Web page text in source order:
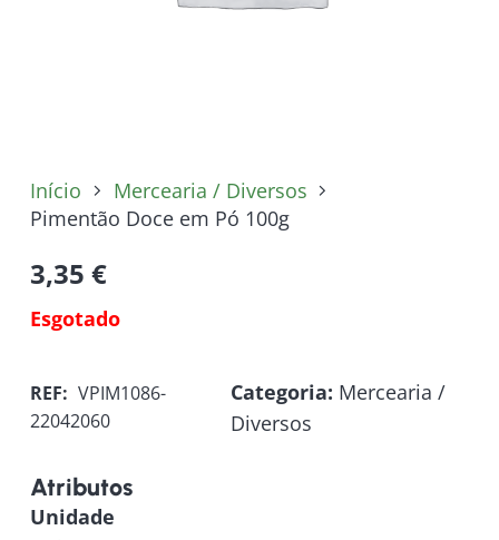
Início
Mercearia / Diversos
Pimentão Doce em Pó 100g
3,35 €
Esgotado
REF: VPIM1086-
22042060
Categoria: Mercearia /
Diversos
Atributos
Unidade